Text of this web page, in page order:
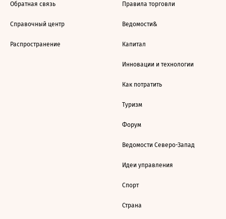
Обратная связь
Справочный центр
Распространение
Правила торговли
Ведомости&
Капитал
Инновации и технологии
Как потратить
Туризм
Форум
Ведомости Северо-Запад
Идеи управления
Спорт
Страна